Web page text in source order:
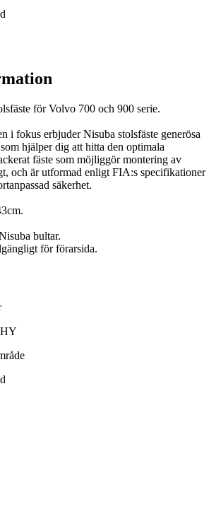
för Volvo 700 och 900 serie.
i fokus erbjuder Nisuba stolsfäste generösa
hjälper dig att hitta den optimala
fäste som möjliggör montering av
och är utformad enligt FIA:s specifikationer
säkerhet.
bultar.
för förarsida.